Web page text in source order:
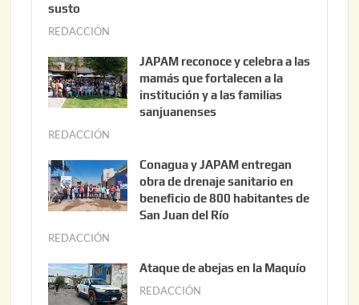
susto
REDACCIÓN
o
s
t
,
2
0
JAPAM reconoce y celebra a las
mamás que fortalecen a la
institución y a las familias
sanjuanenses
REDACCIÓN
n
i
o
,
2
Conagua y JAPAM entregan
obra de drenaje sanitario en
beneficio de 800 habitantes de
San Juan del Río
REDACCIÓN
n
i
Ataque de abejas en la Maquío
REDACCIÓN